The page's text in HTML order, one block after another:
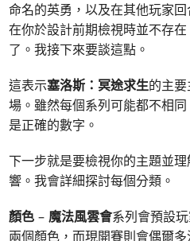
命名的英勇，以及在其他玩家
在你於設計前期檢視時並不存
了。我接下來要談這點。
這表示塞洛斯：冥途求生的主
場。雖然每個系列可能都不相
是正確的數字。
下一步就是要檢視你的主題並
響。我會詳細探討每個分類。
顏色 – 魔法風雲會系列會預設
兩個顏色，而現開賽則會偶爾